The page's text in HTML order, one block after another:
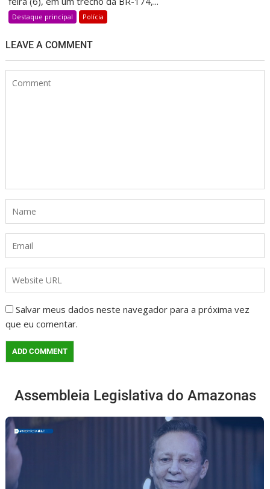
Destaque principal Polícia
LEAVE A COMMENT
Salvar meus dados neste navegador para a próxima vez
que eu comentar.
Assembleia Legislativa do Amazonas